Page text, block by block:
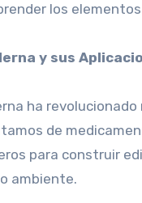
los
y sus
ha
de
para construir
ambiente.